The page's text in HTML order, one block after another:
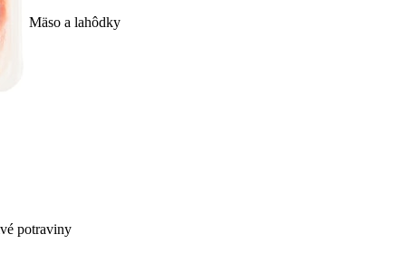
Mäso a lahôdky
potraviny